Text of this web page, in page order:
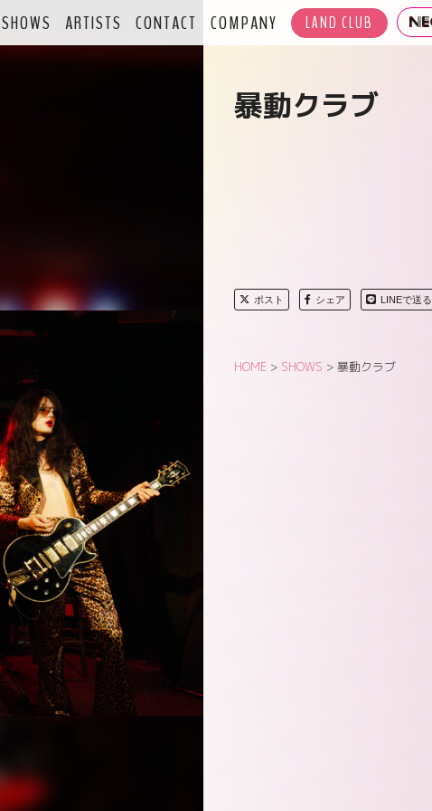
SHOWS ARTISTS CONTACT COMPANY LAND CLUB
暴動クラブ
ポスト シェア LINEで送る
HOME> SHOWS > 暴動クラブ